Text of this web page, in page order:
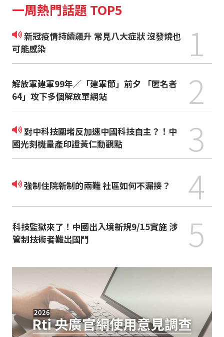
一周熱門話題 TOP5
新冠疫情持續飆升 常見八大症狀 沒發燒也
可能感染
1
解放軍建軍99年／「建軍節」前夕 「匿名者
64」攻下多個解放軍網站
2
對中科技圍堵反加速中國科技自主？！中
國光刻機量產印證黃仁勳觀點
3
強制住院新制的兩難 社區如何不漏接？ 4
科技監獄來了！中國出入境新規9/15實施 涉
管制技術者難出國門
5